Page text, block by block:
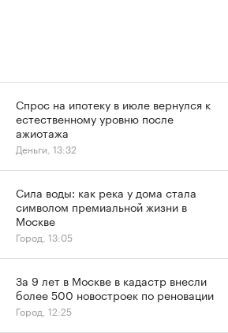
Спрос на ипотеку в июле вернулся к
естественному уровню после
ажиотажа
Деньги, 13:32
Сила воды: как река у дома стала
символом премиальной жизни в
Москве
Город, 13:05
За 9 лет в Москве в кадастр внесли
более 500 новостроек по реновации
Город, 12:25